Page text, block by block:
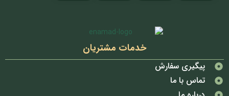
خدمات مشتریان
پیگیری سفارش
تماس با ما